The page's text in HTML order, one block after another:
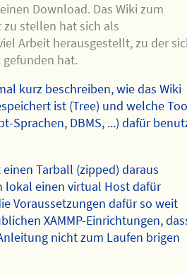
Download. Das Wiki zum
stellen hat sich als
Arbeit herausgestellt, zu der
hat.
kurz beschreiben, wie das Wiki
ist (Tree) und welche
Sprachen, DBMS, ...) dafür
Tarball (zipped) daraus
lokal einen virtual Host dafür
Voraussetzungen dafür so weit
XAMMP-Einrichtungen,
nicht zum Laufen brigen